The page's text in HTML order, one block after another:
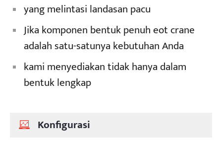
yang melintasi landasan pacu
Jika komponen bentuk penuh eot crane
adalah satu-satunya kebutuhan Anda
kami menyediakan tidak hanya dalam
bentuk lengkap
Konfigurasi